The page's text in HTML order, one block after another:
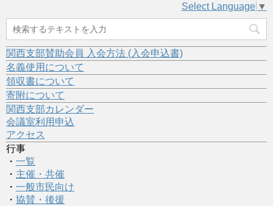
Select Language ▼
関西支部賛助会員 入会方法 (入会申込書)
名義使用について
領収書について
寄附について
関西支部カレンダー
会議室利用申込
アクセス
行事
・ 一覧
・ 主催・共催
・ 一般市民向け
・ 協賛・後援